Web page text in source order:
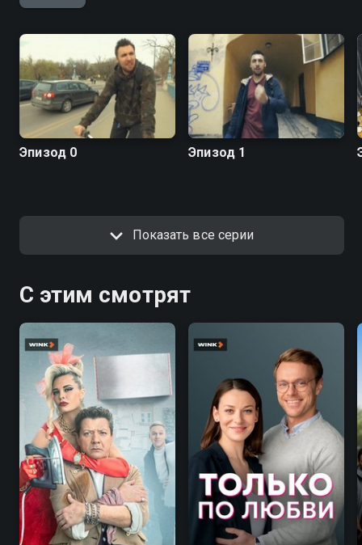
Эпизод 0 Эпизод 1
Показать все серии
С этим смотрят
7.6